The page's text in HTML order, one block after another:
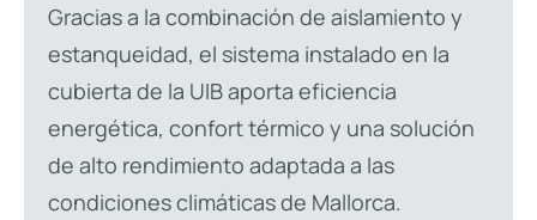
Gracias a la combinación de aislamiento y
estanqueidad, el sistema instalado en la
cubierta de la UIB aporta eficiencia
energética, confort térmico y una solución
de alto rendimiento adaptada a las
condiciones climáticas de Mallorca.